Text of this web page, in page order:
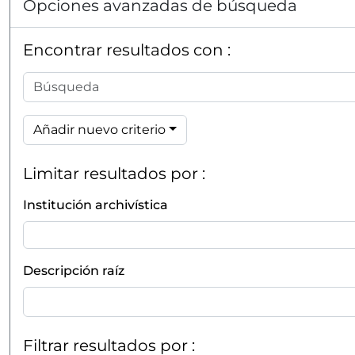
Opciones avanzadas de búsqueda
Encontrar resultados con :
Añadir nuevo criterio
Limitar resultados por :
Institución archivística
Descripción raíz
Filtrar resultados por :